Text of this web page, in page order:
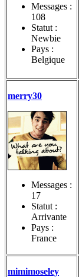
Messages :
108
Statut :
Newbie
Pays :
Belgique
merry30
Messages :
17
Statut :
Arrivante
Pays :
France
mimimoseley